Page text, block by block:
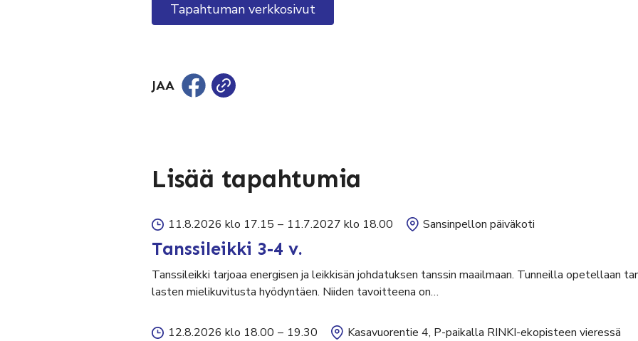
Tapahtuman verkkosivut
JAA
Lisää tapahtumia
11.8.2026 klo 17.15 – 11.7.2027 klo 18.00 Sansinpellon päiväkoti
Tanssileikki 3-4 v.
Tanssileikki tarjoaa energisen ja leikkisän johdatuksen tanssin maailmaan. Tunneilla opetellaan
lasten mielikuvitusta hyödyntäen. Niiden tavoitteena on…
12.8.2026 klo 18.00 – 19.30 Kasavuorentie 4, P-paikalla RINKI-ekopisteen vieressä